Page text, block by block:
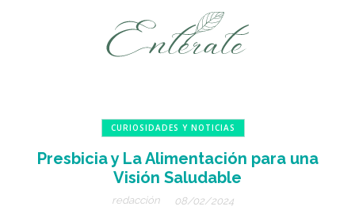
CURIOSIDADES Y NOTICIAS
Presbicia y La Alimentación para una
Visión Saludable
redacción 08/02/2024